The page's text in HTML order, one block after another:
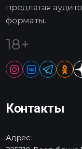
предлагая
форматы.
18+
Контакты
Адрес: